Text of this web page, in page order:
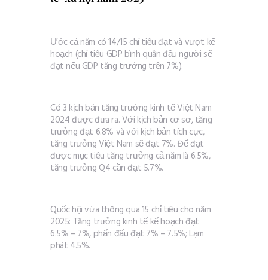
Ước cả năm có 14/15 chỉ tiêu đạt và vượt kế
hoạch (chỉ tiêu GDP bình quân đầu người sẽ
đạt nếu GDP tăng trưởng trên 7%).
Có 3 kịch bản tăng trưởng kinh tế Việt Nam
2024 được đưa ra. Với kịch bản cơ sơ, tăng
trưởng đạt 6.8% và với kịch bản tích cực,
tăng trưởng Việt Nam sẽ đạt 7%. Để đạt
được mục tiêu tăng trưởng cả năm là 6.5%,
tăng trưởng Q4 cần đạt 5.7%.
Quốc hội vừa thông qua 15 chỉ tiêu cho năm
2025: Tăng trưởng kinh tế kế hoạch đạt
6.5% – 7%, phấn đấu đạt 7% – 7.5%; Lạm
phát 4.5%.